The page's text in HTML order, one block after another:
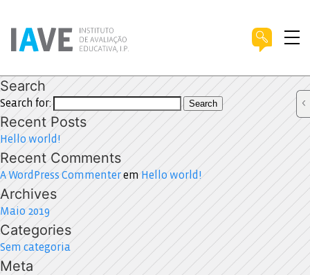
Search
Search for: Search
Recent Posts
Hello world!
Recent Comments
A WordPress Commenterem Hello world!
Archives
Maio 2019
Categories
Sem categoria
Meta